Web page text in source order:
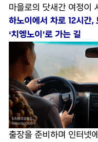
마을로의 닷새간 여정이
하노이에서 차로 12시간
‘치엥노이’로 가는 길
출장을 준비하며 인터넷